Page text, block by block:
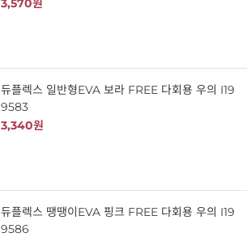
3,570원
듀플렉스 일반형EVA 보라 FREE 다회용 우의 I19
9583
3,340원
듀플렉스 땡땡이EVA 핑크 FREE 다회용 우의 I19
9586